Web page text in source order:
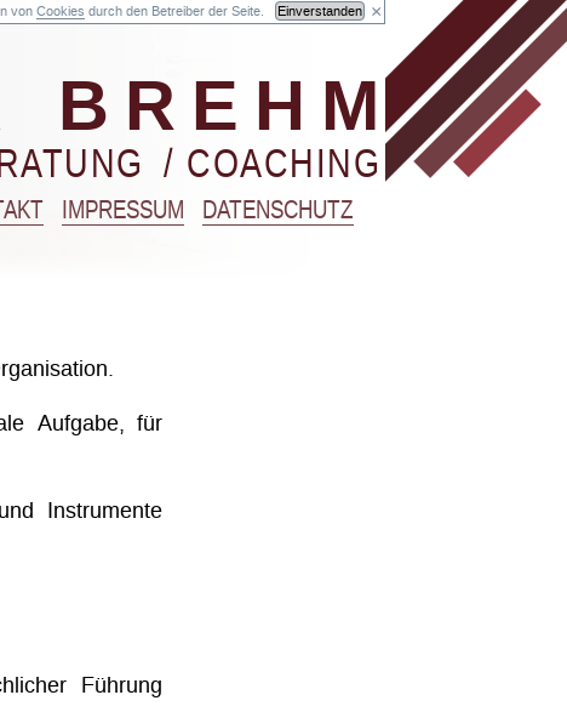
BREHM
/ COACHING
IMPRESSUM DATENSCHUTZ
Aufgabe, für
Instrumente
Führung
×
von Cookies durch den Betreiber der Seite. Einverstanden